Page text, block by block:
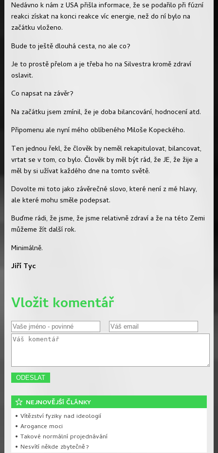
Nedávno k nám z USA přišla informace, že se podařilo při fúzní
reakci získat na konci reakce víc energie, než do ní bylo na
začátku vloženo.
Bude to ještě dlouhá cesta, no ale co?
Je to prostě přelom a je třeba ho na Silvestra kromě zdraví
oslavit.
Co napsat na závěr?
Na začátku jsem zmínil, že je doba bilancování, hodnocení atd.
Připomenu ale nyní mého oblíbeného Miloše Kopeckého.
Ten jednou řekl, že člověk by neměl rekapitulovat, bilancovat,
vrtat se v tom, co bylo. Člověk by měl být rád, že JE, že žije a
měl by si užívat každého dne na tomto světě.
Dovolte mi toto jako závěrečné slovo, které není z mé hlavy,
ale které mohu směle podepsat.
Buďme rádi, že jsme, že jsme relativně zdraví a že na této Zemi
můžeme žít další rok.
Minimálně.
Jiří Tyc
Vložit komentář
NEJNOVĚJŚÍ ČLÁNKY
• Vítězství fyziky nad ideologií
• Arogance moci
• Takové normální projednávání
• Nesvítí někde zbytečně?